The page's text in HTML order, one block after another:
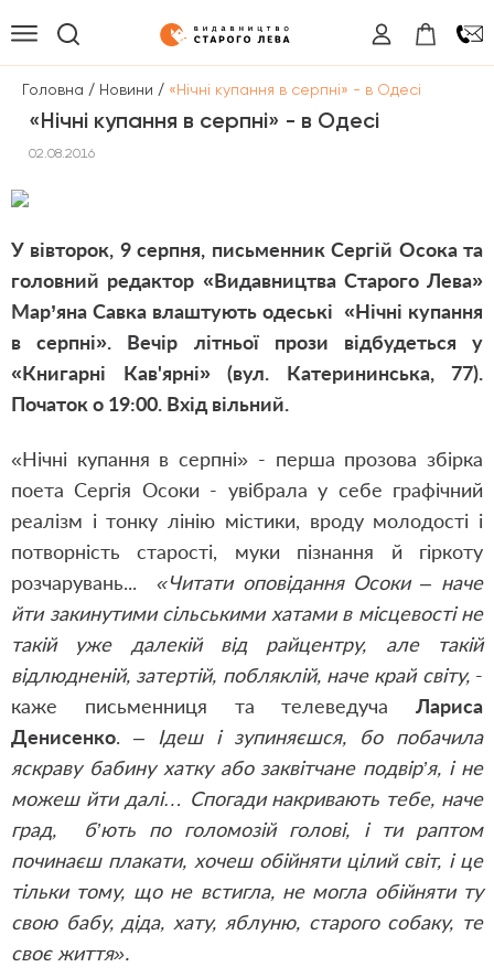
Головна / Новини / «Нічні купання в серпні» - в Одесі
«Нічні купання в серпні» - в Одесі
02.08.2016
У вівторок, 9 серпня, письменник Сергій Осока та
головний редактор «Видавництва Старого Лева»
Мар’яна Савка влаштують одеські «Нічні купання
в серпні». Вечір літньої прози відбудеться у
«Книгарні Кав'ярні» (вул. Катерининська, 77).
Початок о 19:00. Вхід вільний.
«Нічні купання в серпні» - перша прозова збірка
поета Сергія Осоки - увібрала у себе графічний
реалізм і тонку лінію містики, вроду молодості і
потворність старості, муки пізнання й гіркоту
розчарувань... «Читати оповідання Осоки – наче
йти закинутими сільськими хатами в місцевості не
такій уже далекій від райцентру, але такій
відлюдненій, затертій, побляклій, наче край світу,-
каже письменниця та телеведуча Лариса
Денисенко. – Ідеш і зупиняєшся, бо побачила
яскраву бабину хатку або заквітчане подвір’я, і не
можеш йти далі… Спогади накривають тебе, наче
град, б’ють по голомозій голові, і ти раптом
починаєш плакати, хочеш обійняти цілий світ, і це
тільки тому, що не встигла, не могла обійняти ту
свою бабу, діда, хату, яблуню, старого собаку, те
своє життя».